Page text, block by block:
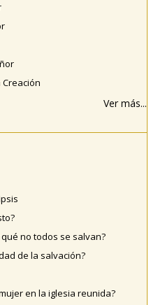
Ver más...
no todos se salvan?
de la salvación?
en la iglesia reunida?